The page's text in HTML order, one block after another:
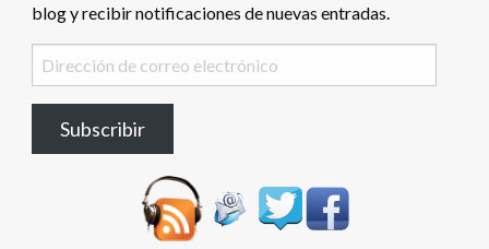
blog y recibir notificaciones de nuevas entradas.
Dirección
de
electrónico
Subscribir